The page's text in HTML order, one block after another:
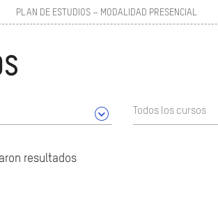
PLAN DE ESTUDIOS – MODALIDAD PRESENCIAL
Todos los cursos
resultados